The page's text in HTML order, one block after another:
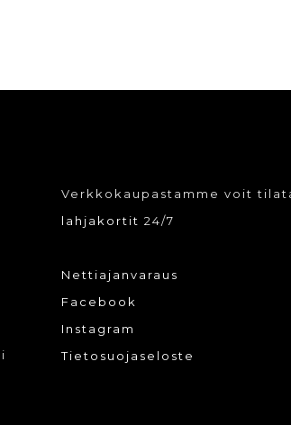
Verkkokaupastamme voit
lahjakortit 24/7
Nettiajanvaraus
Facebook
Instagram
Tietosuojaseloste